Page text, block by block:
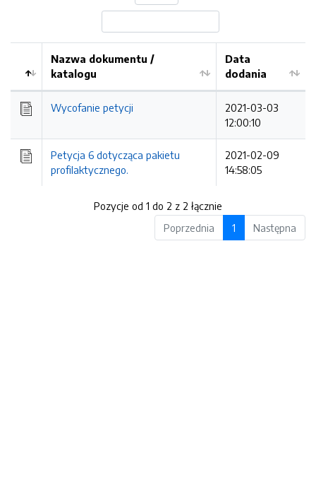
Kolejność
Nazwa dokumentu /
katalogu
Data
dodania
Wycofanie petycji
2021-03-03
12:00:10
Petycja 6 dotycząca pakietu
profilaktycznego.
2021-02-09
14:58:05
Pozycje od 1 do 2 z 2 łącznie
Poprzednia
1 Następna